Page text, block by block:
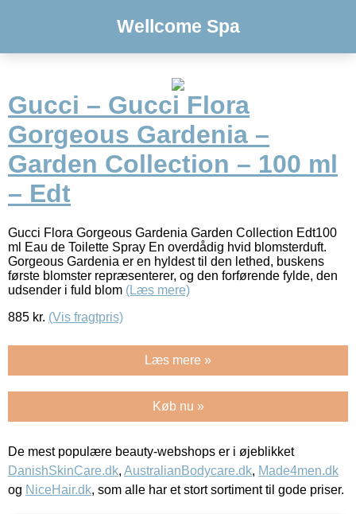
Wellcome Spa
Gucci – Gucci Flora
Gorgeous Gardenia –
Garden Collection – 100 ml
– Edt
Gucci Flora Gorgeous Gardenia Garden Collection Edt100
ml Eau de Toilette Spray En overdådig hvid blomsterduft.
Gorgeous Gardenia er en hyldest til den lethed, buskens
første blomster repræsenterer, og den forførende fylde, den
udsender i fuld blom (Læs mere)
885 kr. (Vis fragtpris)
Læs mere »
Køb nu »
De mest populære beauty-webshops er i øjeblikket
DanishSkinCare.dk, AustralianBodycare.dk, Made4men.dk
og NiceHair.dk, som alle har et stort sortiment til gode priser.